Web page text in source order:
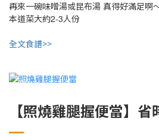
再來一碗味噌湯或昆布湯 真得好滿足啊
本道菜大約2-3人份
全文食譜>>
【照燒雞腿握便當】省